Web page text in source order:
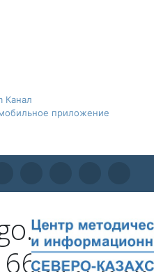
Канал
приложение